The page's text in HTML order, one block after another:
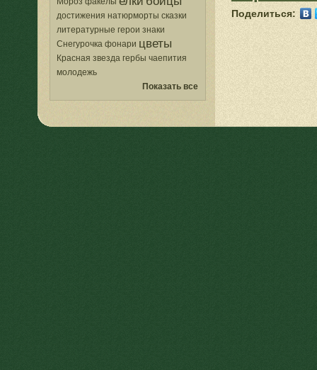
достижения натюрморты сказки
литературные герои знаки
Снегурочка фонари цветы
Красная звезда гербы чаепития
молодежь
Показать все
Поделиться: